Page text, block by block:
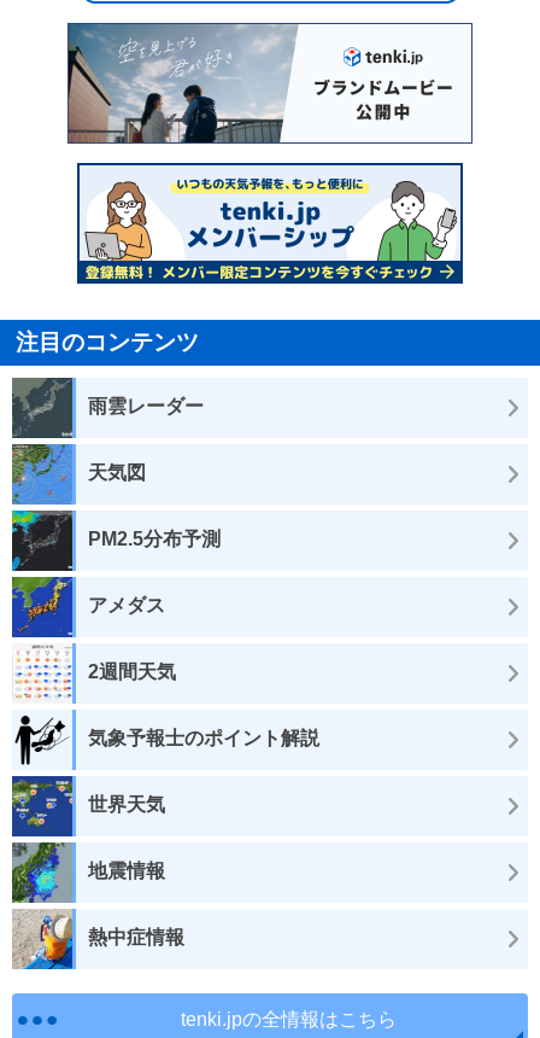
注目のコンテンツ
雨雲レーダー
天気図
PM2.5分布予測
アメダス
2週間天気
気象予報士のポイント解説
世界天気
地震情報
熱中症情報
tenki.jpの全情報はこちら